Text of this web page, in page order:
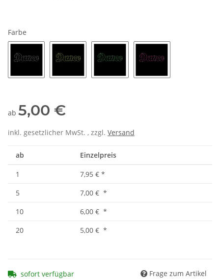
Farbe
ab 5,00 €
inkl. gesetzlicher MwSt. , zzgl. Versand
ab Einzelpreis
1 7,95 € *
5
7,00 € *
10
6,00 € *
20
5,00 € *
sofort verfügbar Frage zum Artikel